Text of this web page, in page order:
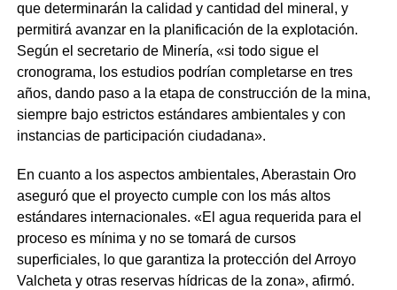
que determinarán la calidad y cantidad del mineral, y
permitirá avanzar en la planificación de la explotación.
Según el secretario de Minería, «si todo sigue el
cronograma, los estudios podrían completarse en tres
años, dando paso a la etapa de construcción de la mina,
siempre bajo estrictos estándares ambientales y con
instancias de participación ciudadana».
En cuanto a los aspectos ambientales, Aberastain Oro
aseguró que el proyecto cumple con los más altos
estándares internacionales. «El agua requerida para el
proceso es mínima y no se tomará de cursos
superficiales, lo que garantiza la protección del Arroyo
Valcheta y otras reservas hídricas de la zona», afirmó.